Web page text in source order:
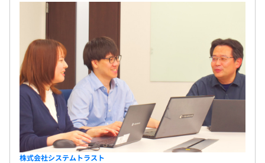
株式会社システムトラスト